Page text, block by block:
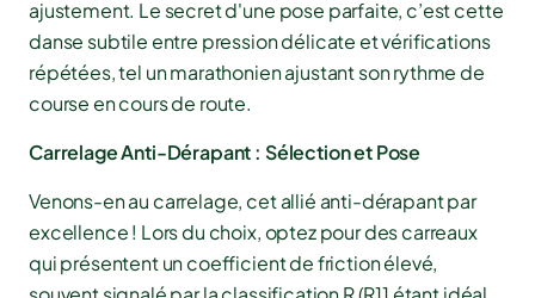
ajustement. Le secret d'une pose parfaite, c’est cette
danse subtile entre pression délicate et vérifications
répétées, tel un marathonien ajustant son rythme de
course en cours de route.
Carrelage Anti-Dérapant : Sélection et Pose
Venons-en au carrelage, cet allié anti-dérapant par
excellence ! Lors du choix, optez pour des carreaux
qui présentent un coefficient de friction élevé,